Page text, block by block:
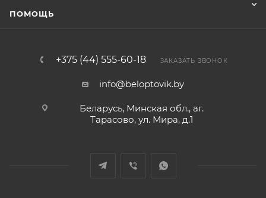
ПОМОЩЬ
+375 (44) 555-60-18 ЗАКАЗАТЬ ЗВОНОК
info@beloptovik.by
Беларусь, Минская обл., аг.
Тарасово, ул. Мира, д.1